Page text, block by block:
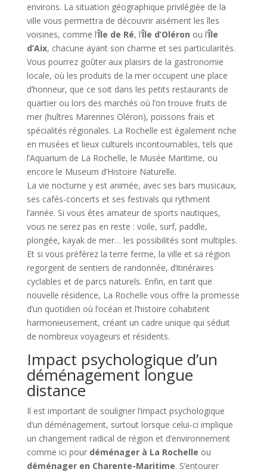
environs. La situation géographique privilégiée de la
ville vous permettra de découvrir aisément les îles
voisines, comme l’Île de Ré, l’Île d’Oléron ou l’Île
d’Aix, chacune ayant son charme et ses particularités.
Vous pourrez goûter aux plaisirs de la gastronomie
locale, où les produits de la mer occupent une place
d’honneur, que ce soit dans les petits restaurants de
quartier ou lors des marchés où l’on trouve fruits de
mer (huîtres Marennes Oléron), poissons frais et
spécialités régionales. La Rochelle est également riche
en musées et lieux culturels incontournables, tels que
l’Aquarium de La Rochelle, le Musée Maritime, ou
encore le Museum d’Histoire Naturelle.
La vie nocturne y est animée, avec ses bars musicaux,
ses cafés-concerts et ses festivals qui rythment
l’année. Si vous êtes amateur de sports nautiques,
vous ne serez pas en reste : voile, surf, paddle,
plongée, kayak de mer… les possibilités sont multiples.
Et si vous préférez la terre ferme, la ville et sa région
regorgent de sentiers de randonnée, d’itinéraires
cyclables et de parcs naturels. Enfin, en tant que
nouvelle résidence, La Rochelle vous offre la promesse
d’un quotidien où l’océan et l’histoire cohabitent
harmonieusement, créant un cadre unique qui séduit
de nombreux voyageurs et résidents.
Impact psychologique d’un
déménagement longue
distance
Il est important de souligner l’impact psychologique
d’un déménagement, surtout lorsque celui-ci implique
un changement radical de région et d’environnement
comme ici pour déménager à La Rochelle ou
déménager en Charente-Maritime. S’entourer